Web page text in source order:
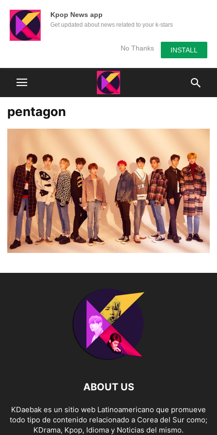
Kpop News app
Get updated about news related to your k-stars
No Thanks INSTALL
pentagon
ABOUT US
KDaebak es un sitio web Latinoamericano que promueve
todo tipo de contenido relacionado a Corea del Sur como;
KDrama, Kpop, Idioma y Noticias del mismo.